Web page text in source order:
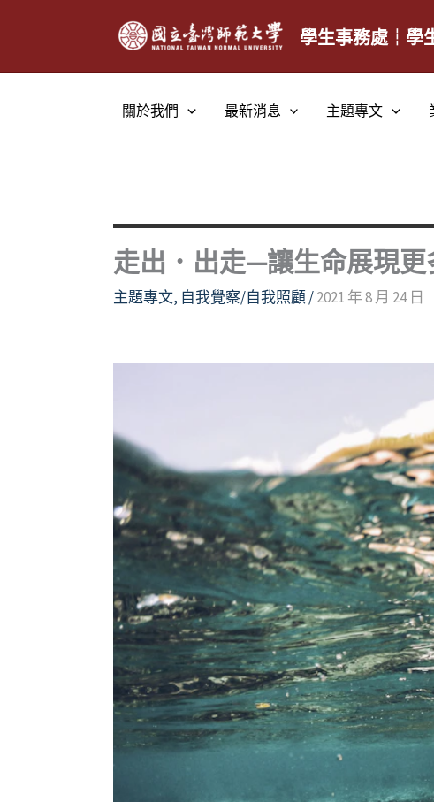
學生事務處┆學
關於我們 最新消息 主題專文
走出．出走—讓生命展現更
主題專文, 自我覺察/自我照顧/2021 年 8 月 24 日